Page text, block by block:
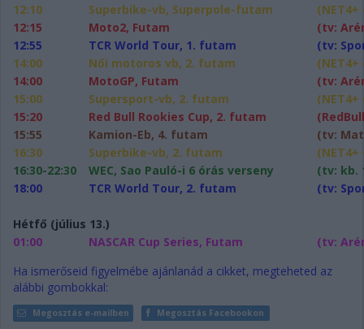
12:10
Superbike-vb, Superpole-futam
12:15
Moto2, Futam
(tv:
12:55
TCR World Tour, 1. futam
(tv:
14:00
Női motoros vb, 2. futam
14:00
MotoGP, Futam
(tv:
15:00
Supersport-vb, 2. futam
15:20
Red Bull Rookies Cup, 2. futam
15:55
Kamion-Eb, 4. futam
(tv:
16:30
Superbike-vb, 2. futam
16:30-22:30
WEC, Sao Pauló-i 6 órás verseny
(tv: kb.
18:00
TCR World Tour, 2. futam (tv:
Hétfő (július 13.)
01:00
NASCAR Cup Series, Futam
(tv:
Ha ismerőseid figyelmébe ajánlanád a cikket, megteheted az
alábbi gombokkal:
Megosztás e-mailben Megosztás Facebookon